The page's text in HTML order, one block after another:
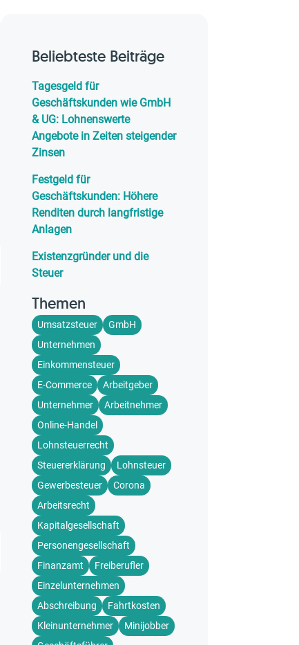
Beliebteste Beiträge
Tagesgeld für
Geschäftskunden wie GmbH
& UG: Lohnenswerte
Angebote in Zeiten steigender
Zinsen
Festgeld für
Geschäftskunden: Höhere
Renditen durch langfristige
Anlagen
Existenzgründer und die
Steuer
Themen
Umsatzsteuer
GmbH
Unternehmen
Einkommensteuer
E-Commerce
Arbeitgeber
Unternehmer
Arbeitnehmer
Online-Handel
Lohnsteuerrecht
Steuererklärung
Lohnsteuer
Gewerbesteuer
Corona
Arbeitsrecht
Kapitalgesellschaft
Personengesellschaft
Finanzamt
Freiberufler
Einzelunternehmen
Abschreibung
Fahrtkosten
Kleinunternehmer
Minijobber